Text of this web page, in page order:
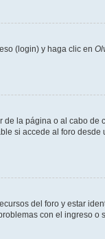
(login) y haga clic en
la página o al cabo de
si accede al foro
del foro y estar
con el ingreso